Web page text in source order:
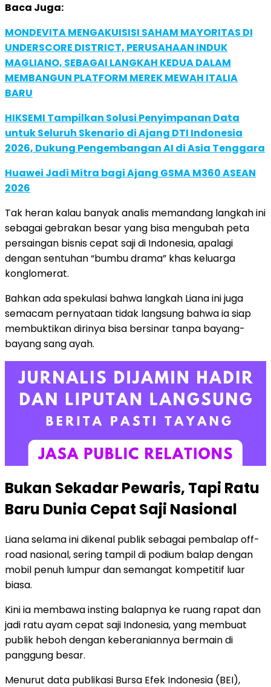
Baca Juga:
MONDEVITA MENGAKUISISI SAHAM MAYORITAS DI
UNDERSCORE DISTRICT, PERUSAHAAN INDUK
MAGLIANO, SEBAGAI LANGKAH KEDUA DALAM
MEMBANGUN PLATFORM MEREK MEWAH ITALIA
BARU
HIKSEMI Tampilkan Solusi Penyimpanan Data
untuk Seluruh Skenario di Ajang DTI Indonesia
2026, Dukung Pengembangan AI di Asia Tenggara
Huawei Jadi Mitra bagi Ajang GSMA M360 ASEAN
2026
Tak heran kalau banyak analis memandang langkah ini
sebagai gebrakan besar yang bisa mengubah peta
persaingan bisnis cepat saji di Indonesia, apalagi
dengan sentuhan “bumbu drama” khas keluarga
konglomerat.
Bahkan ada spekulasi bahwa langkah Liana ini juga
semacam pernyataan tidak langsung bahwa ia siap
membuktikan dirinya bisa bersinar tanpa bayang-
bayang sang ayah.
Bukan Sekadar Pewaris, Tapi Ratu
Baru Dunia Cepat Saji Nasional
Liana selama ini dikenal publik sebagai pembalap off-
road nasional, sering tampil di podium balap dengan
mobil penuh lumpur dan semangat kompetitif luar
biasa.
Kini ia membawa insting balapnya ke ruang rapat dan
jadi ratu ayam cepat saji Indonesia, yang membuat
publik heboh dengan keberaniannya bermain di
panggung besar.
Menurut data publikasi Bursa Efek Indonesia (BEI),